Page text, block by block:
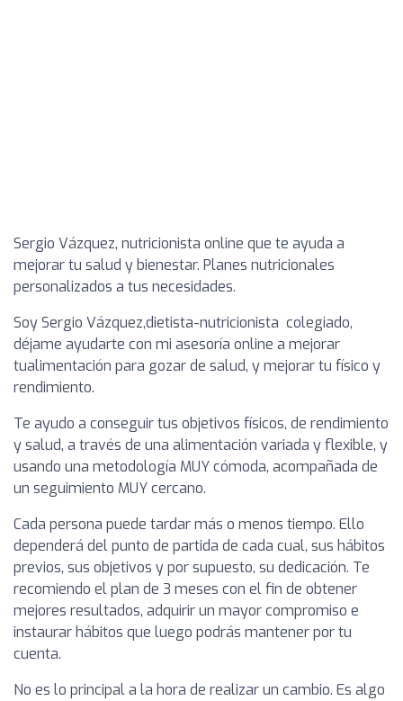
Sergio Vázquez, nutricionista online que te ayuda a
mejorar tu salud y bienestar. Planes nutricionales
personalizados a tus necesidades.
Soy Sergio Vázquez,dietista-nutricionista colegiado,
déjame ayudarte con mi asesoría online a mejorar
tualimentación para gozar de salud, y mejorar tu físico y
rendimiento.
Te ayudo a conseguir tus objetivos físicos, de rendimiento
y salud, a través de una alimentación variada y flexible, y
usando una metodología MUY cómoda, acompañada de
un seguimiento MUY cercano.
Cada persona puede tardar más o menos tiempo. Ello
dependerá del punto de partida de cada cual, sus hábitos
previos, sus objetivos y por supuesto, su dedicación. Te
recomiendo el plan de 3 meses con el fin de obtener
mejores resultados, adquirir un mayor compromiso e
instaurar hábitos que luego podrás mantener por tu
cuenta.
No es lo principal a la hora de realizar un cambio. Es algo